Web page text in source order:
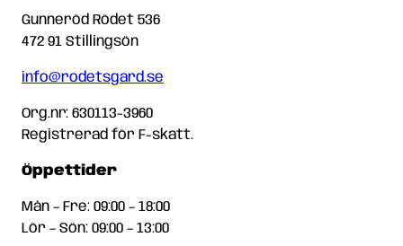
Gunneröd Rödet 536
472 91 Stillingsön
info@rodetsgard.se
Org.nr: 630113-3960
Registrerad för F-skatt.
Öppettider
Mån – Fre: 09:00 – 18:00
Lör – Sön: 09:00 – 13:00